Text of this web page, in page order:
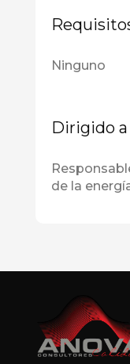
Ninguno
Dirigido a
de la